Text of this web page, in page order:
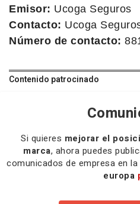
Emisor: Ucoga Seguros
Contacto: Ucoga
Número de contacto:
Contenido patrocinado
Si quieres mejorar el
marca, ahora puedes
comunicados de empresa en
europa